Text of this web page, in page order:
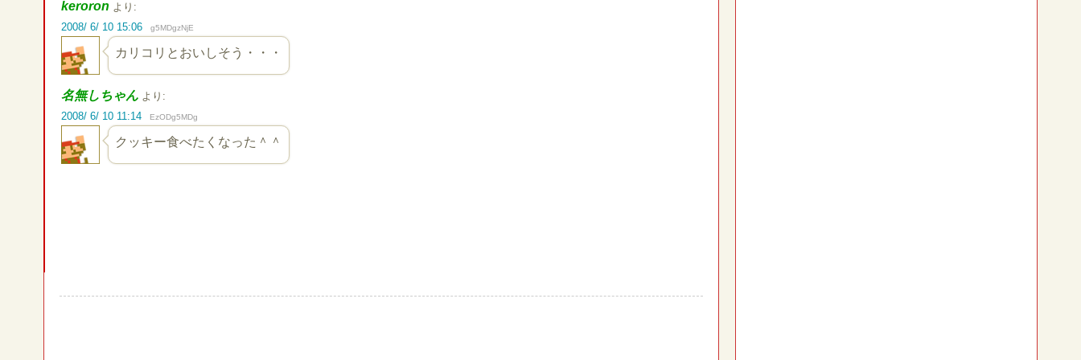
keroron より:
2008/ 6/ 10 15:06
g5MDgzNjE
カリコリとおいしそう・・・
名無しちゃん より:
2008/ 6/ 10 11:14
EzODg5MDg
クッキー食べたくなった＾＾